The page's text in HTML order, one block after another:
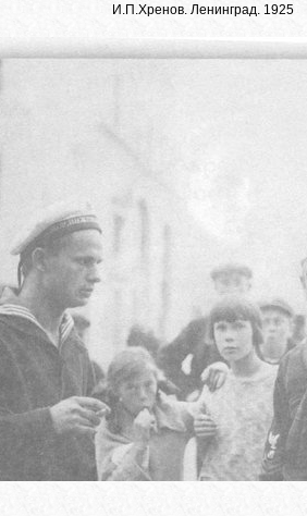
И.П.Хренов. Ленинград. 1925